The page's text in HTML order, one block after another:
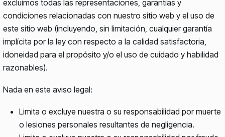
excluimos todas las representaciones, garantías y
condiciones relacionadas con nuestro sitio web y el uso de
este sitio web (incluyendo, sin limitación, cualquier garantía
implícita por la ley con respecto a la calidad satisfactoria,
idoneidad para el propósito y/o el uso de cuidado y habilidad
razonables).
Nada en este aviso legal:
Limita o excluye nuestra o su responsabilidad por muerte
o lesiones personales resultantes de negligencia.